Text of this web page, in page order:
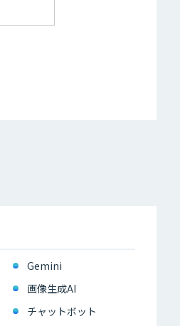
Gemini
画像生成AI
チャットボット